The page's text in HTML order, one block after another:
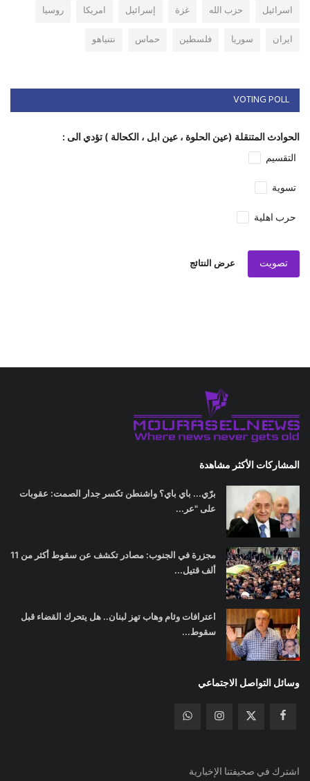
اسرائيل
حزب الله غزة إسرائيل امريكا
روسيا
ايران
سوريا فلسطين حماس نتنياهو
VOTING POLL
الحوادث المتنقلة (عين الحلوة ، عين ابل ، الكحالة ) تؤدي الى :
التقسيم
تسوية
حرب اهلية
تصويت عرض النتائج
المشاركات الأكثر مشاهدة
برّي... باي باي؟ واشنطن تكسر جدار الصمت: عقوبات
على "عر...
مجزرة في الجنوب: مصادر تكشف عن سقوط أكثر من 11
ألف قتيل...
اعترافات وئام وهاب تهز لبنان.. هل يتحرك القضاء قبل
سقوط...
وسائل التواصل الاجتماعي
اشترك في صحيفتنا الإخبارية